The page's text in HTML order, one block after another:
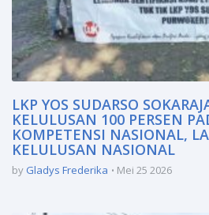
LKP YOS SUDARSO
KELULUSAN 100 PERSEN
KOMPETENSI NASIONAL,
KELULUSAN NASIONAL
by Gladys Frederika Mei 25 2026